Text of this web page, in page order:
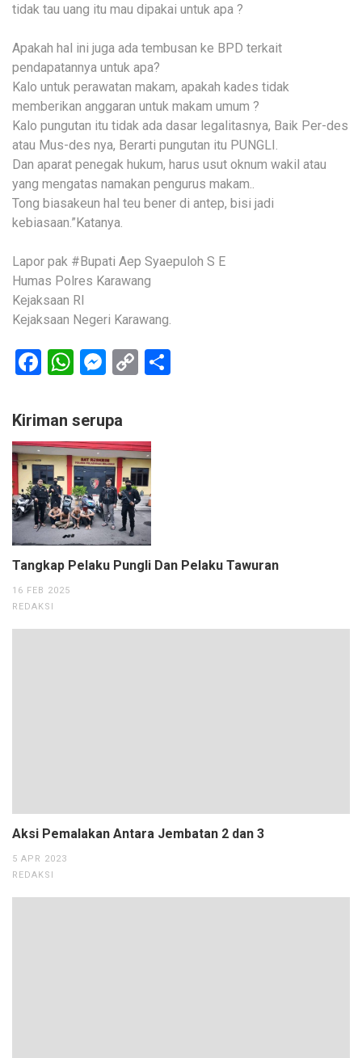
tidak tau uang itu mau dipakai untuk apa ?
Apakah hal ini juga ada tembusan ke BPD terkait
pendapatannya untuk apa?
Kalo untuk perawatan makam, apakah kades tidak
memberikan anggaran untuk makam umum ?
Kalo pungutan itu tidak ada dasar legalitasnya, Baik Per-des
atau Mus-des nya, Berarti pungutan itu PUNGLI.
Dan aparat penegak hukum, harus usut oknum wakil atau
yang mengatas namakan pengurus makam..
Tong biasakeun hal teu bener di antep, bisi jadi
kebiasaan.”Katanya.
Lapor pak #Bupati Aep Syaepuloh S E
Humas Polres Karawang
Kejaksaan RI
Kejaksaan Negeri Karawang.
Facebook
WhatsApp
Messenger
Copy
Kiriman serupa
Tangkap Pelaku Pungli Dan Pelaku Tawuran
16 FEB 2025
REDAKSI
Aksi Pemalakan Antara Jembatan 2 dan 3
5 APR 2023
REDAKSI